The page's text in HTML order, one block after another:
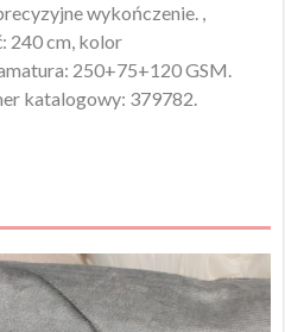
wykończenie. ,
240 cm, kolor
250+75+120 GSM.
katalogowy: 379782.